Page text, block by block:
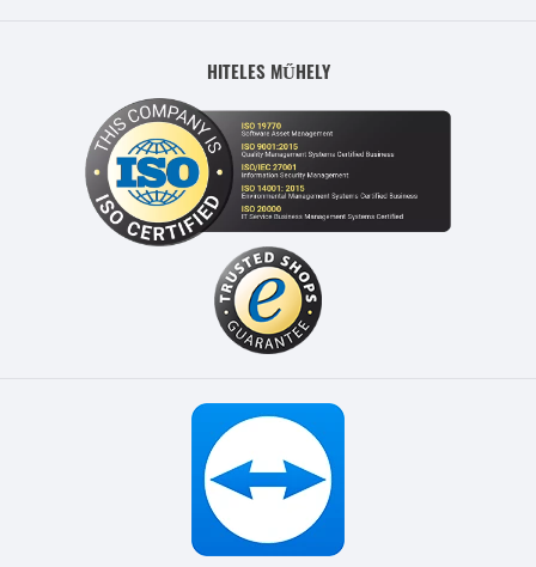
HITELES MŰHELY